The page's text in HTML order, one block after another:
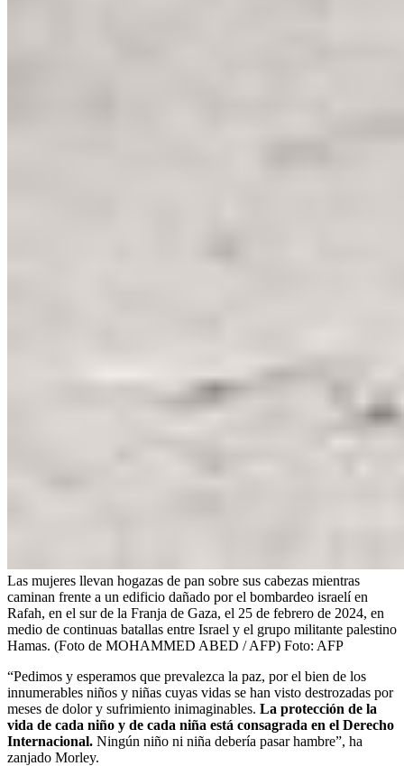
Las mujeres llevan hogazas de pan sobre sus cabezas mientras
caminan frente a un edificio dañado por el bombardeo israelí en
Rafah, en el sur de la Franja de Gaza, el 25 de febrero de 2024, en
medio de continuas batallas entre Israel y el grupo militante palestino
Hamas. (Foto de MOHAMMED ABED / AFP) Foto: AFP
“Pedimos y esperamos que prevalezca la paz, por el bien de los
innumerables niños y niñas cuyas vidas se han visto destrozadas por
meses de dolor y sufrimiento inimaginables. La protección de la
vida de cada niño y de cada niña está consagrada en el Derecho
Internacional. Ningún niño ni niña debería pasar hambre”, ha
zanjado Morley.